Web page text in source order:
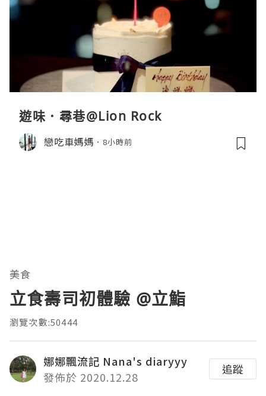
遊味．尋巷@Lion Rock
戀吃車媽媽 8小時前
美食
立食壽司初體驗 @立鮨
瀏覽次數:50444
娜娜飄流記 Nana's diaryyy
發佈於 2020.12.28
追蹤